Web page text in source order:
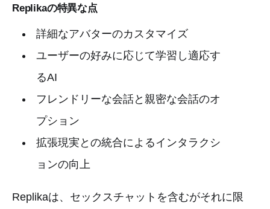
Replikaの特異な点
詳細なアバターのカスタマイズ
ユーザーの好みに応じて学習し適応す
るAI
フレンドリーな会話と親密な会話のオ
プション
拡張現実との統合によるインタラクシ
ョンの向上
Replikaは、セックスチャットを含むがそれに限